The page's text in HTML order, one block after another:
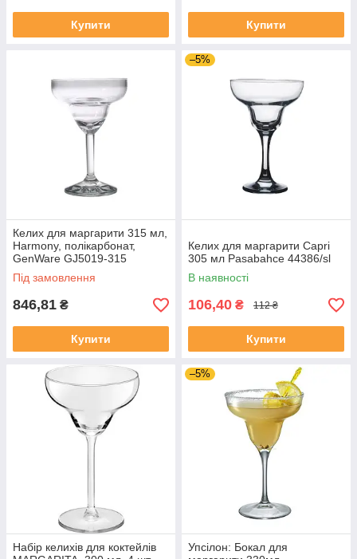
Купити Купити
Келих для маргарити 315 мл,
Harmony, полікарбонат,
GenWare GJ5019-315
Під замовлення
846,81 ₴
Купити
–5%
Келих для маргарити Capri
305 мл Pasabahce 44386/sl
В наявності
106,40 ₴ 112 ₴
Купити
Набір келихів для коктейлів
–5%
Упсілон: Бокал для